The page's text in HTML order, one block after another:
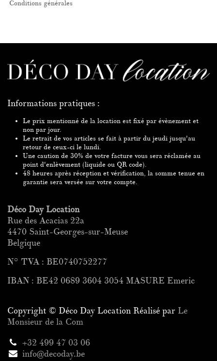
Conditions générales
Informations pratiques :
Le prix mentionné de la location est fixé par évènement et
non par jour.
Le retrait de vos articles se fait à partir du jeudi jusqu'au
retour de ceux-ci le lundi.
Une caution de 30% de votre facture vous sera réclamée au
point d'enlèvement (liquide ou QR code).
48 heures après réception et vérification, la somme tenue en
garantie sera versée sur votre compte.
Déco Day Location
Rue des Acacias 22a
4470 Saint-Georges-sur-Meuse
Belgique
N° TVA : BE0740752277
IBAN : BE42 0689 3604 3054 MASURE Emeric
Copyright © Déco Day Location Réalisé par Le
Monsieur de la Com
+32 499 47 03 06
info@decoday.be